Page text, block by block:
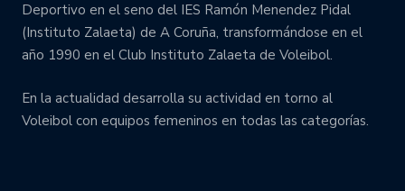
Deportivo en el seno del IES Ramón Menendez Pidal
(Instituto Zalaeta) de A Coruña, transformándose en el
año 1990 en el Club Instituto Zalaeta de Voleibol.
En la actualidad desarrolla su actividad en torno al
Voleibol con equipos femeninos en todas las categorías.